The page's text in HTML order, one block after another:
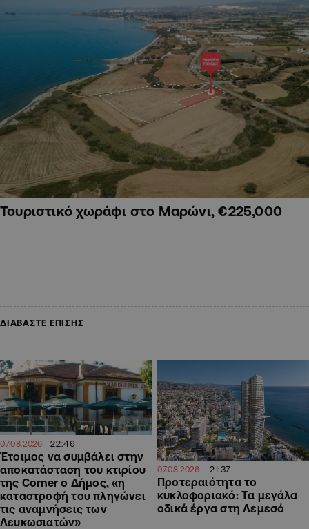
Τουριστικό χωράφι στο Μαρώνι, €225,000
ΔΙΑΒΑΣΤΕ ΕΠΙΣΗΣ
07.08.2026 22:46
Έτοιμος να συμβάλει στην
αποκατάσταση του κτιρίου
της Corner ο Δήμος, «η
καταστροφή του πληγώνει
τις αναμνήσεις των
Λευκωσιατών»
07.08.2026 21:37
Προτεραιότητα το
κυκλοφοριακό: Τα μεγάλα
οδικά έργα στη Λεμεσό